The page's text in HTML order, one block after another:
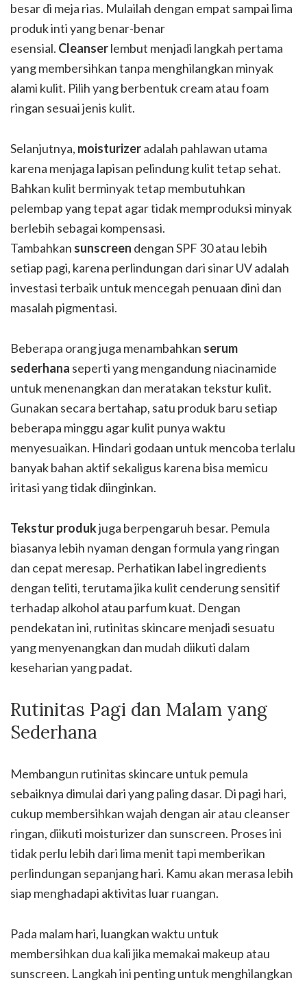
besar di meja rias. Mulailah dengan empat sampai lima
produk inti yang benar-benar
esensial. Cleanserlembut menjadi langkah pertama
yang membersihkan tanpa menghilangkan minyak
alami kulit. Pilih yang berbentuk cream atau foam
ringan sesuai jenis kulit.
Selanjutnya, moisturizeradalah pahlawan utama
karena menjaga lapisan pelindung kulit tetap sehat.
Bahkan kulit berminyak tetap membutuhkan
pelembap yang tepat agar tidak memproduksi minyak
berlebih sebagai kompensasi.
Tambahkan sunscreen dengan SPF 30 atau lebih
setiap pagi, karena perlindungan dari sinar UV adalah
investasi terbaik untuk mencegah penuaan dini dan
masalah pigmentasi.
Beberapa orang juga menambahkan serum
sederhana seperti yang mengandung niacinamide
untuk menenangkan dan meratakan tekstur kulit.
Gunakan secara bertahap, satu produk baru setiap
beberapa minggu agar kulit punya waktu
menyesuaikan. Hindari godaan untuk mencoba terlalu
banyak bahan aktif sekaligus karena bisa memicu
iritasi yang tidak diinginkan.
Tekstur produkjuga berpengaruh besar. Pemula
biasanya lebih nyaman dengan formula yang ringan
dan cepat meresap. Perhatikan label ingredients
dengan teliti, terutama jika kulit cenderung sensitif
terhadap alkohol atau parfum kuat. Dengan
pendekatan ini, rutinitas skincare menjadi sesuatu
yang menyenangkan dan mudah diikuti dalam
keseharian yang padat.
Rutinitas Pagi dan Malam yang
Sederhana
Membangun rutinitas skincare untuk pemula
sebaiknya dimulai dari yang paling dasar. Di pagi hari,
cukup membersihkan wajah dengan air atau cleanser
ringan, diikuti moisturizer dan sunscreen. Proses ini
tidak perlu lebih dari lima menit tapi memberikan
perlindungan sepanjang hari. Kamu akan merasa lebih
siap menghadapi aktivitas luar ruangan.
Pada malam hari, luangkan waktu untuk
membersihkan dua kali jika memakai makeup atau
sunscreen. Langkah ini penting untuk menghilangkan